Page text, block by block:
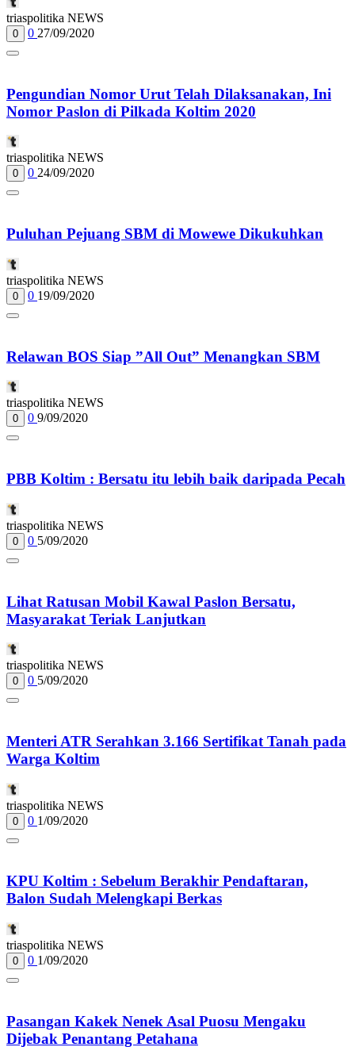
triaspolitika NEWS
0 0 27/09/2020
Pengundian Nomor Urut Telah Dilaksanakan, Ini
Nomor Paslon di Pilkada Koltim 2020
triaspolitika NEWS
0 0 24/09/2020
Puluhan Pejuang SBM di Mowewe Dikukuhkan
triaspolitika NEWS
0 0 19/09/2020
Relawan BOS Siap ”All Out” Menangkan SBM
triaspolitika NEWS
0 0 9/09/2020
PBB Koltim : Bersatu itu lebih baik daripada Pecah
triaspolitika NEWS
0 0 5/09/2020
Lihat Ratusan Mobil Kawal Paslon Bersatu,
Masyarakat Teriak Lanjutkan
triaspolitika NEWS
0 0 5/09/2020
Menteri ATR Serahkan 3.166 Sertifikat Tanah pada
Warga Koltim
triaspolitika NEWS
0 0 1/09/2020
KPU Koltim : Sebelum Berakhir Pendaftaran,
Balon Sudah Melengkapi Berkas
triaspolitika NEWS
0 0 1/09/2020
Pasangan Kakek Nenek Asal Puosu Mengaku
Dijebak Penantang Petahana